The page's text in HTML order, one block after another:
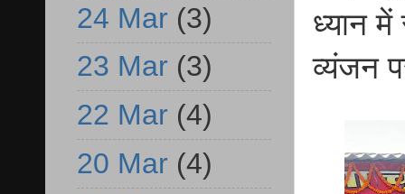
ध्यान
व्यंजन
24 Mar (3)
23 Mar (3)
22 Mar (4)
20 Mar (4)